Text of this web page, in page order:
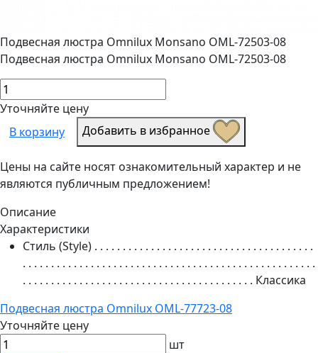
Подвесная люстра Omnilux Monsano OML-72503-08
Подвесная люстра Omnilux Monsano OML-72503-08
Уточняйте цену
В корзину
Добавить в избранное
Цены на сайте носят ознакомительный характер и не
являются публичным предложением!
Описание
Характеристики
Стиль (Style) . . . . . . . . . . . . . . . . . . . . . . . . . . . . . . . . . . . . . . .
. . . . . . . . . . . . . . . . . . . . . . . . . . . . . . . . . . . . . . . . . . . . . . . . . . . .
. . . . . . . . . . . . . . . . . . . . . . . . . . . . . . . . . . . . . . . . . Классика
Подвесная люстра Omnilux OML-77723-08
Уточняйте цену
шт